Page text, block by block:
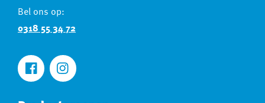
Bel ons op:
0318 55 34 72